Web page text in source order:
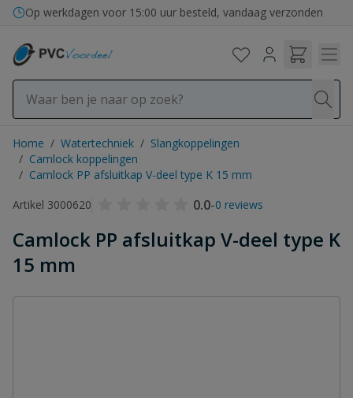
Ga naar de inhoud
Op werkdagen voor 15:00 uur besteld, vandaag verzonden
Home / Watertechniek / Slangkoppelingen
/ Camlock koppelingen
/ Camlock PP afsluitkap V-deel type K 15 mm
Artikel 3000620
0.0-0 reviews
Camlock PP afsluitkap V-deel type K
15 mm